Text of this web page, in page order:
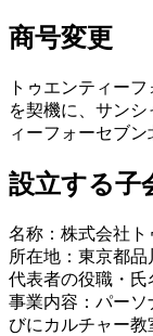
商号変更
トゥエンティー
を契機に、サン
ィーフォーセブン
設立する子
名称：株式会社ト
所在地：東京都品
代表者の役職・
事業内容：パー
びにカルチャー